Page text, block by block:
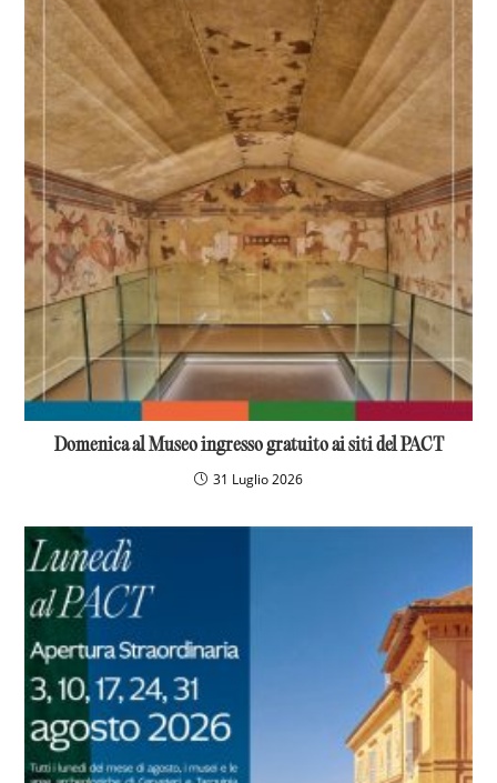
Domenica al Museo ingresso gratuito ai siti del PACT
31 Luglio 2026